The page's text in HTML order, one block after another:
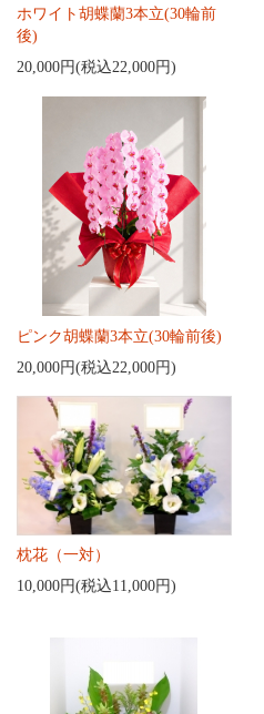
ホワイト胡蝶蘭3本立(30輪前
後)
20,000円(税込22,000円)
ピンク胡蝶蘭3本立(30輪前後)
20,000円(税込22,000円)
枕花（一対）
10,000円(税込11,000円)